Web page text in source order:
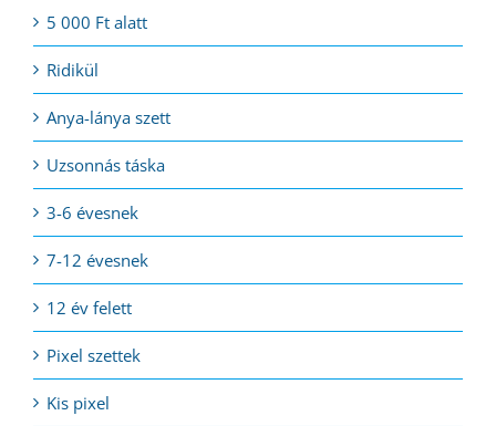
5 000 Ft alatt
Ridikül
Anya-lánya szett
Uzsonnás táska
3-6 évesnek
7-12 évesnek
12 év felett
Pixel szettek
Kis pixel